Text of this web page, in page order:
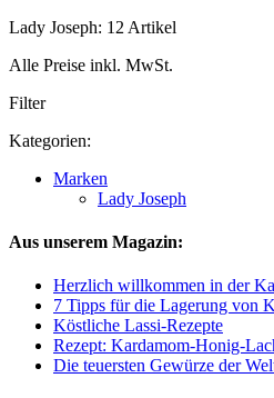
Lady Joseph: 12 Artikel
Alle Preise inkl. MwSt.
Filter
Kategorien:
Marken
Lady Joseph
Aus unserem Magazin:
Herzlich willkommen in der
7 Tipps für die Lagerung von
Köstliche Lassi-Rezepte
Rezept: Kardamom-Honig-
Die teuersten Gewürze der